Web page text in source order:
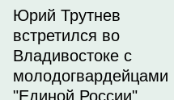
Юрий Трутнев
встретился во
Владивостоке с
молодогвардейцами
"Единой России"